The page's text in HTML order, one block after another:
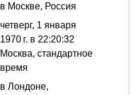
в Москве, Россия
четверг, 1 января
1970 г. в 22:20:32
Москва, стандартное
время
в Лондоне,